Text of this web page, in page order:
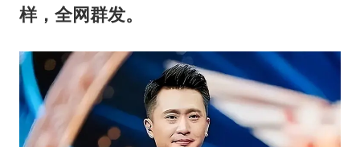
样，全网群发。